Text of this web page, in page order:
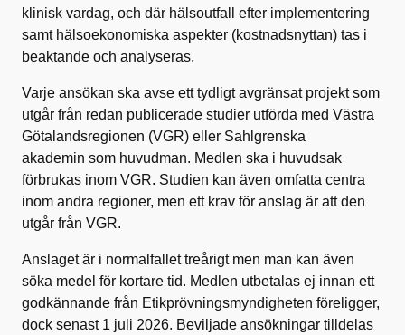
klinisk vardag, och där hälsoutfall efter implementering
samt hälsoekonomiska aspekter (kostnadsnyttan) tas i
beaktande och analyseras.
Varje ansökan ska avse ett tydligt avgränsat projekt som
utgår från redan publicerade studier utförda med Västra
Götalandsregionen (VGR) eller Sahlgrenska
akademin som huvudman. Medlen ska i huvudsak
förbrukas inom VGR. Studien kan även omfatta centra
inom andra regioner, men ett krav för anslag är att den
utgår från VGR.
Anslaget är i normalfallet treårigt men man kan även
söka medel för kortare tid. Medlen utbetalas ej innan ett
godkännande från Etikprövningsmyndigheten föreligger,
dock senast 1 juli 2026. Beviljade ansökningar tilldelas